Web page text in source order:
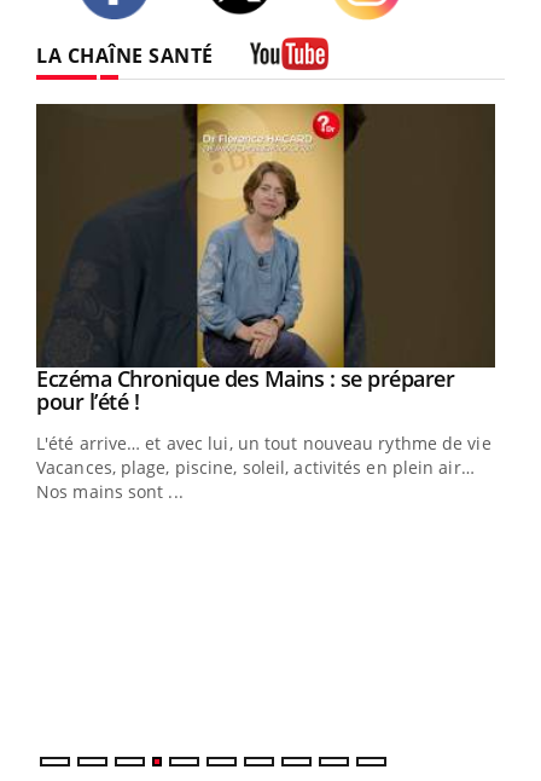
LA CHAÎNE SANTÉ
Youtube
Eczéma Chronique des Mains : se préparer
pour l’été !Youtube
L'été arrive… et avec lui, un tout nouveau rythme de vie !
Vacances, plage, piscine, soleil, activités en plein air…
Nos mains sont ...